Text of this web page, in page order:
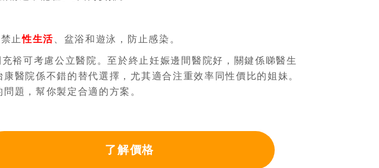
止性生活 、盆浴和遊泳，防止感染。
裕可考慮公立醫院。至於終止妊娠邊間醫院好，關鍵係睇醫生
醫院係不錯的替代選擇，尤其適合注重效率同性價比的姐妹。
題，幫你製定合適的方案。
了解價格